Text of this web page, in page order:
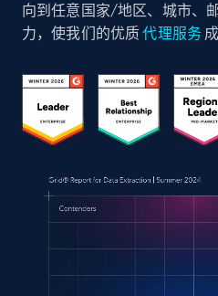
向到任意国家/地区、城市、
力，使我们的优质代理服务